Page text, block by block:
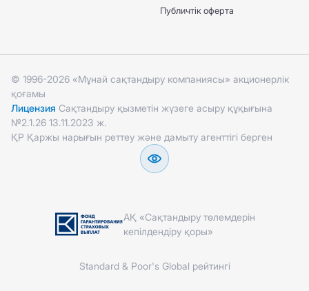
Публичтік оферта
© 1996-2026 «Мұнай сақтандыру компаниясы» акционерлік
қоғамы
Лицензия Сақтандыру қызметін жүзеге асыру құқығына
№2.1.26 13.11.2023 ж.
ҚР Қаржы нарығын реттеу және дамыту агенттігі берген
АҚ «Сақтандыру төлемдерін
кепілдендіру қоры»
Standard & Poor's Global рейтингі